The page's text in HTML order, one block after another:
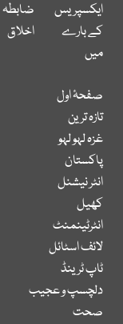
ایکسپریس
کے بارے
میں
ضابطہ
اخلاق
صفحۂ اول
تازہ ترین
غزہ لہو لہو
پاکستان
انٹر نیشنل
کھیل
انٹرٹینمنٹ
لائف اسٹائل
ٹاپ ٹرینڈ
دلچسپ و عجیب
صحت